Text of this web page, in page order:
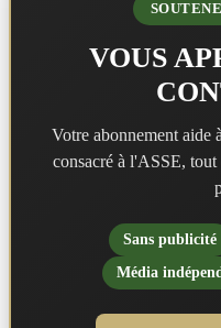
VOUS
Votre abonnement aide
consacré à l'ASSE,
Sans publicité
Média